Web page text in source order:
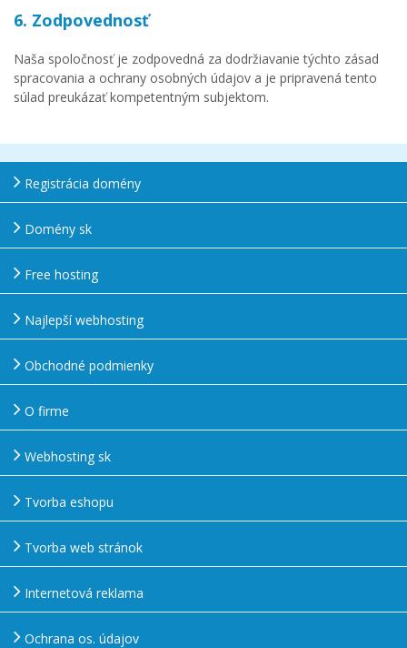
6. Zodpovednosť
Naša spoločnosť je zodpovedná za dodržiavanie týchto zásad
spracovania a ochrany osobných údajov a je pripravená tento
súlad preukázať kompetentným subjektom.
Registrácia domény
Domény sk
Free hosting
Najlepší webhosting
Obchodné podmienky
O firme
Webhosting sk
Tvorba eshopu
Tvorba web stránok
Internetová reklama
Ochrana os. údajov